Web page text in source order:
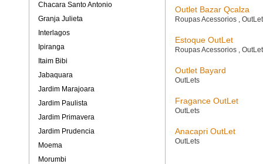
Chacara Santo Antonio
Granja Julieta
Interlagos
Ipiranga
Itaim Bibi
Jabaquara
Jardim Marajoara
Jardim Paulista
Jardim Primavera
Jardim Prudencia
Moema
Morumbi
Outlet Bazar Qcalza
Roupas Acessorios ,
Estoque OutLet
Roupas Acessorios ,
Outlet Bayard
OutLets
Fragance OutLet
OutLets
Anacapri OutLet
OutLets